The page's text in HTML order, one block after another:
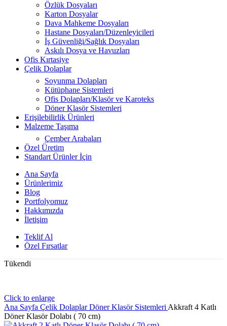
Özlük Dosyaları
Karton Dosyalar
Dava Mahkeme Dosyaları
Hastane Dosyaları/Düzenleyicileri
İş Güvenliği/Sağlık Dosyaları
Askılı Dosya ve Havuzları
Ofis Kırtasiye
Çelik Dolaplar
Soyunma Dolapları
Kütüphane Sistemleri
Ofis Dolapları/Klasör ve Karoteks
Döner Klasör Sistemleri
Erişilebilirlik Ürünleri
Malzeme Taşıma
Çember Arabaları
Özel Üretim
Standart Ürünler İçin
Ana Sayfa
Ürünlerimiz
Blog
Portfolyomuz
Hakkımızda
İletişim
Teklif Al
Özel Fırsatlar
Tükendi
Click to enlarge
Ana Sayfa Çelik DolaplarDöner Klasör Sistemleri Akkraft 4 Katlı
Döner Klasör Dolabı ( 70 cm)